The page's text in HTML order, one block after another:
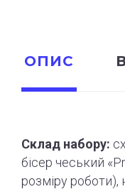
ОПИС
Склад набору:
бісер чеський
розміру роботи),